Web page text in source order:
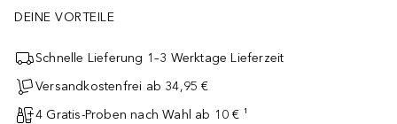
DEINE VORTEILE
Schnelle Lieferung 1–3 Werktage Lieferzeit
Versandkostenfrei ab 34,95 €
4 Gratis-Proben nach Wahl ab 10 € ¹